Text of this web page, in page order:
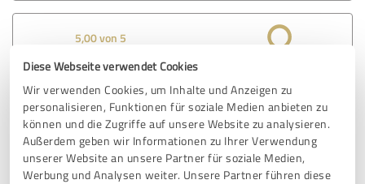
Diese Webseite verwendet Cookies
Wir verwenden Cookies, um Inhalte und Anzeigen zu
personalisieren, Funktionen für soziale Medien anbieten zu
können und die Zugriffe auf unsere Website zu analysieren.
Außerdem geben wir Informationen zu Ihrer Verwendung
unserer Website an unsere Partner für soziale Medien,
Werbung und Analysen weiter. Unsere Partner führen diese
5,00 von 5
SEHR GUT Empfehlung
Ich kannte die WAGU bisher nur von den DKG Tagungen
her und hatte bisher mit Herrn Diesch den meisten
Kontakt! Nun war ich kürzlich auf der DKT IRC in Nürnberg.
Ich sage nur "klein aber fein"! Sehr sympathisches Team